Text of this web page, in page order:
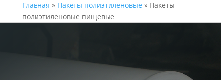
Главная » Пакеты полиэтиленовые » Пакеты
полиэтиленовые пищевые